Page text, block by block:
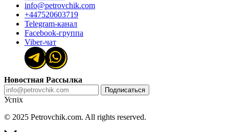
info@petrovchik.com
+447520603719
Telegram-канал
Facebook-группа
Viber-чат
Новостная Рассылка
Подписаться
Успіх
© 2025 Petrovchik.com. All rights reserved.